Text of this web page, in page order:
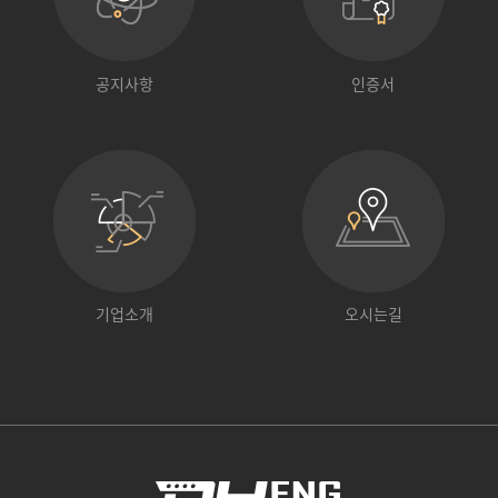
공지사항 인증서
기업소개 오시는길